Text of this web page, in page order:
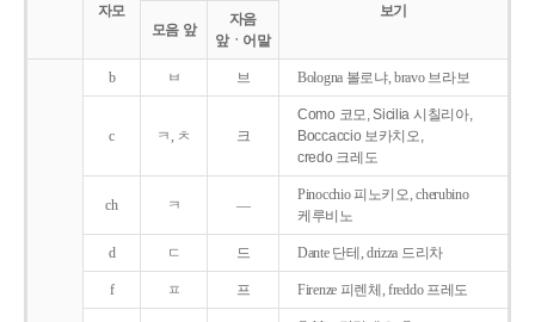
자모
보기
모음 앞
자음
앞ㆍ어말
b ㅂ 브 Bologna 볼로냐, bravo 브라보
c ㅋ, ㅊ 크
Como 코모, Sicilia 시칠리아,
Boccaccio 보카치오,
credo 크레도
ch ㅋ ―
Pinocchio 피노키오, cherubino
케루비노
d ㄷ 드 Dante 단테, drizza 드리차
f ㅍ 프 Firenze 피렌체, freddo 프레도